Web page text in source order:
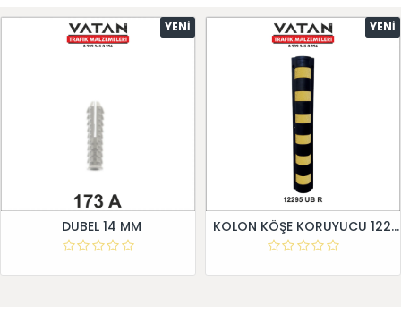
YENI
DUBEL 14 MM
YENI
KOLON KÖŞE KORUYUCU 12295 UB R